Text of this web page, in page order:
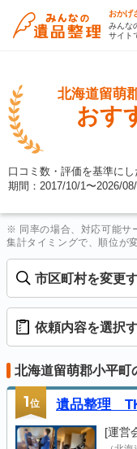
おかげ
みんな
サイト
北海道留萌
おす
口コミ数・評価を基準に
期間：2017/10/1〜2026/
※ 同率の場合、対応可能サ
集計タイミングで、順位が
市区町村を変更
依頼内容を選択
北海道留萌郡小平町
1位 遺品整理
[運営